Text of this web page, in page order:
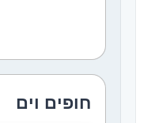
חופים וים